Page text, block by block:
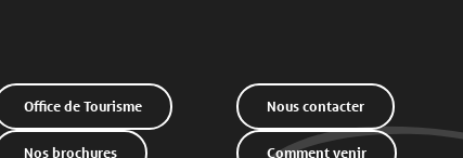
Office de Tourisme Nous contacter
Nos brochures Comment venir